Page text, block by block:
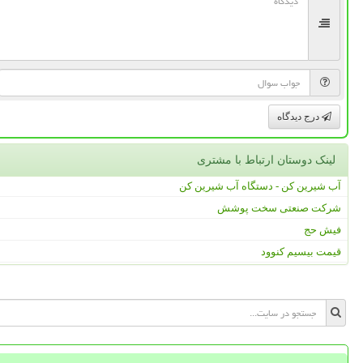
درج دیدگاه
لینک دوستان ارتباط با مشتری
آب شیرین کن - دستگاه آب شیرین کن
شرکت صنعتی سخت پوشش
فیش حج
قیمت بیسیم کنوود